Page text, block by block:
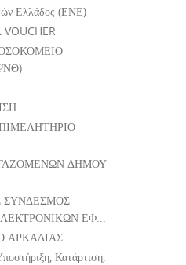
Ελλάδος (ΕΝΕ)
ΔΗΜΟΥ
ΣΥΝΔΕΣΜΟΣ
ΕΦ...
ΑΡΚΑΔΙΑΣ
Κατάρτιση,